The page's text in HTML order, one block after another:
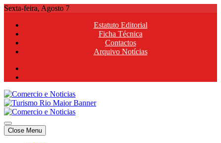
Skip
content
Sexta-feira, Agosto 7
Estatuto Editorial
Ficha Técnica
Contactos
Arquivo Notícias
Comercio e Noticias
Notícias e Publicidade Online
Comercio e Noticias
Notícias e Publicidade Online
Close Menu